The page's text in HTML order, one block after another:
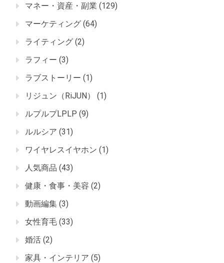
マネー・資産・副業 (129)
マーケティング (64)
ライティング (2)
ラフィー (3)
ラブストーリー (1)
リジュン（RiJUN）
(1)
ルプルプLPLP (9)
ルルシア (31)
ワイヤレスイヤホン (1)
人気商品 (43)
健康・食事・美容 (2)
動画編集 (3)
女性育毛 (33)
婚活 (2)
家具・インテリア (5)